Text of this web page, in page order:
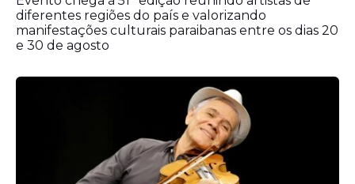
diferentes regiões do país e valorizando
manifestações culturais paraibanas entre os dias 20
e 30 de agosto